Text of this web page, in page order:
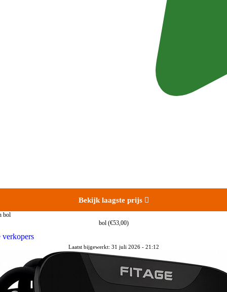
Bekijk laagste prijs 
bol (€53,00)
verkopers
Laatst bijgewerkt: 31 juli 2026 - 21:12